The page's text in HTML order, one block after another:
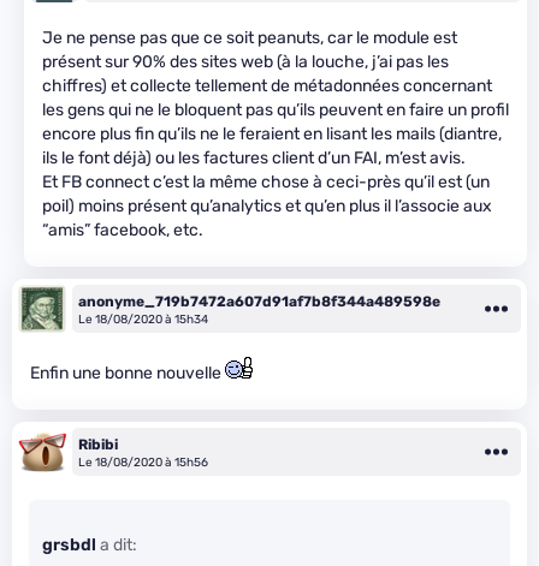
Je ne pense pas que ce soit peanuts, car le module est
présent sur 90% des sites web (à la louche, j’ai pas les
chiffres) et collecte tellement de métadonnées concernant
les gens qui ne le bloquent pas qu’ils peuvent en faire un profil
encore plus fin qu’ils ne le feraient en lisant les mails (diantre,
ils le font déjà) ou les factures client d’un FAI, m’est avis.
Et FB connect c’est la même chose à ceci-près qu’il est (un
poil) moins présent qu’analytics et qu’en plus il l’associe aux
“amis” facebook, etc.
anonyme_719b7472a607d91af7b8f344a489598e
Le 18/08/2020 à 15h34
Enfin une bonne nouvelle
Ribibi
Le 18/08/2020 à 15h56
grsbdl a dit: